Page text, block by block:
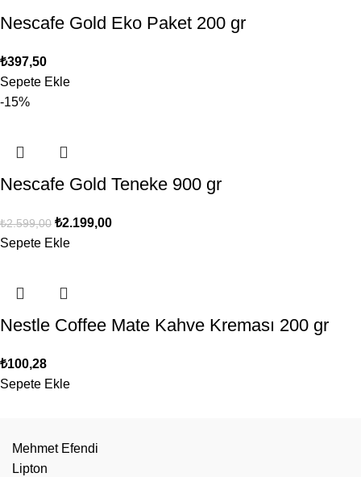
Nescafe Gold Eko Paket 200 gr
₺397,50
Sepete Ekle
-15%
Nescafe Gold Teneke 900 gr
₺2.599,00 ₺2.199,00
Sepete Ekle
Nestle Coffee Mate Kahve Kreması 200 gr
₺100,28
Sepete Ekle
Mehmet Efendi
Lipton